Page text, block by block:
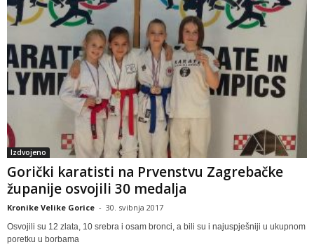
Izdvojeno
Gorički karatisti na Prvenstvu Zagrebačke
županije osvojili 30 medalja
Kronike Velike Gorice - 30. svibnja 2017
Osvojili su 12 zlata, 10 srebra i osam bronci, a bili su i najuspješniji u ukupnom
poretku u borbama